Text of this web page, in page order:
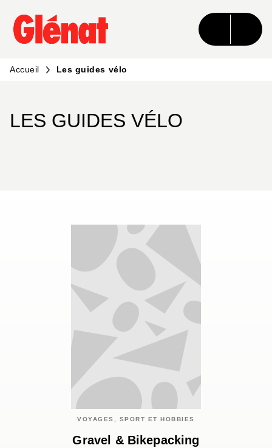
MENU RECHERCHE CONTENU
PIED DE PAGE
Accueil Les guides vélo
LES GUIDES VÉLO
VOYAGES, SPORT ET HOBBIES
Gravel & Bikepacking